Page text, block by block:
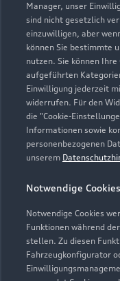
Manager, unser
sind nicht gesetzlich
einzuwilligen, aber
können Sie bestimmte
nutzen. Sie können
aufgeführten
Einwilligung jederzeit
widerrufen. Für den
die "Cookie-
Informationen sowie
personenbezogenen
unserem
Notwendige Cookies
Notwendige Cookies
Funktionen während
stellen. Zu diesen
Fahrzeugkonfigurator
Westring 20-
40721 Hilden
02103
Kontaktdaten